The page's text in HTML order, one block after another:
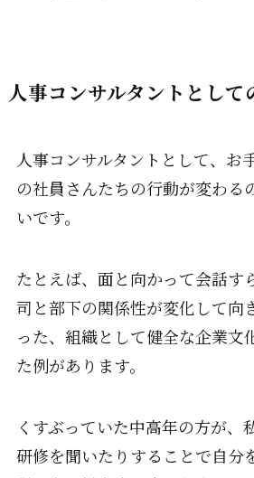
人事コンサルタントとして
人事コンサルタントとして、お
の社員さんたちの行動が変わる
いです。
たとえば、面と向かって会話す
司と部下の関係性が変化して向
った、組織として健全な企業文
た例があります。
くすぶっていた中高年の方が、
研修を聞いたりすることで自分